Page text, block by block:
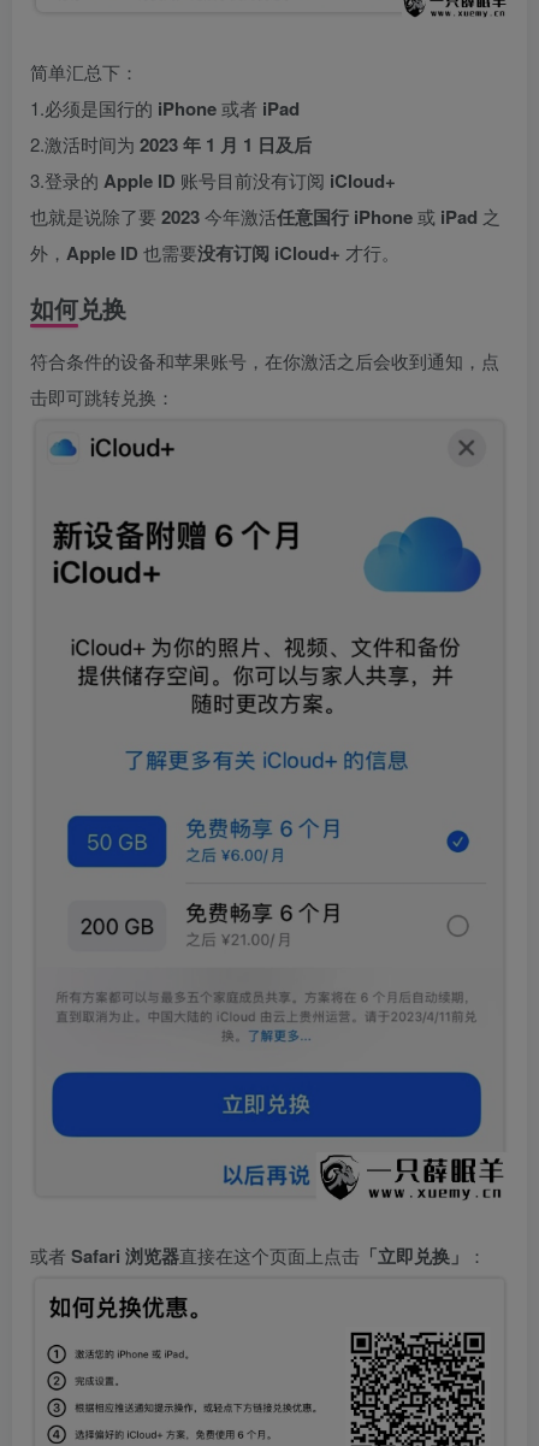
简单汇总下：
1.必须是国行的 iPhone或者 iPad
2.激活时间为 2023 年 1 月 1 日及后
3.登录的 Apple ID 账号目前没有订阅 iCloud+
也就是说除了要 2023今年激活任意国行 iPhone或 iPad 之
外， Apple ID 也需要没有订阅 iCloud+ 才行。
如何兑换
符合条件的设备和苹果账号，在你激活之后会收到通知，点
击即可跳转兑换：
或者 Safari 浏览器直接在这个页面上点击 「立即兑换」 ：